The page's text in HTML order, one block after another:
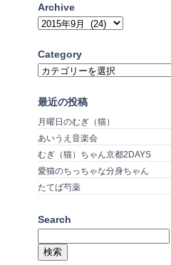
Archive
Archive
Category
Category
最近の投稿
月曜日のむぎ（猫）
あいうえ音楽会
むぎ（猫）ちゃん京都2DAYS
愛猫のちっちゃな分身ちゃん
たてば芍薬
Search
索: